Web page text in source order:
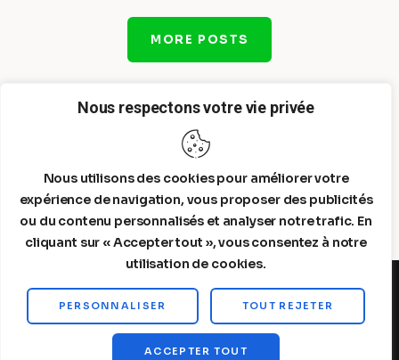
Nous respectons votre vie privée
Nous utilisons des cookies pour améliorer votre
expérience de navigation, vous proposer des publicités
ou du contenu personnalisés et analyser notre trafic. En
cliquant sur « Accepter tout », vous consentez à notre
utilisation de cookies.
PERSONNALISER TOUT REJETER
ACCEPTER TOUT
MORE POSTS
Steelldy© 2026. All Rights Reserved.